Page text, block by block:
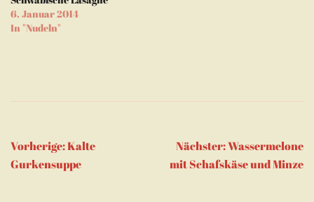
6. Januar 2014
In "Nudeln"
Beitragsnavigation
Vorherige:Kalte
Gurkensuppe
Nächster:Wassermelone
mit Schafskäse und Minze